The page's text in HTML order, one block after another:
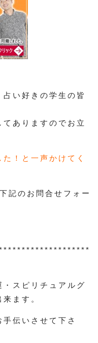
い好きの学生の皆
ありますのでお立
！と一声かけてく
記のお問合せフォー
スピリチュアルグ
ます。
伝いさせて下さ